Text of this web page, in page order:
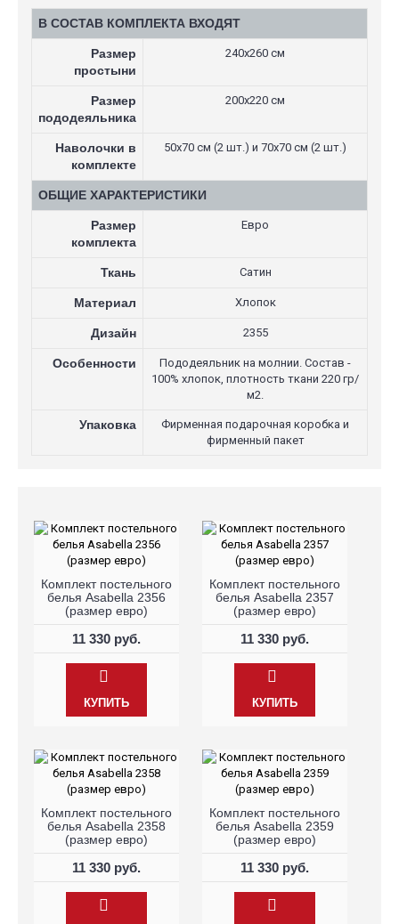
В СОСТАВ КОМПЛЕКТА ВХОДЯТ
Размер
простыни
240х260 см
Размер
пододеяльника
200х220 см
Наволочки в
комплекте
50х70 см (2 шт.) и 70х70 см (2 шт.)
ОБЩИЕ ХАРАКТЕРИСТИКИ
Размер
комплекта
Евро
Ткань Сатин
Материал Хлопок
Дизайн 2355
Особенности
Пододеяльник на молнии. Состав -
100% хлопок, плотность ткани 220 гр/
м2.
Упаковка
Фирменная подарочная коробка и
фирменный пакет
Комплект постельного
белья Asabella 2356
(размер евро)
11 330 руб.
КУПИТЬ
Комплект постельного
белья Asabella 2357
(размер евро)
11 330 руб.
КУПИТЬ
Комплект постельного
белья Asabella 2358
(размер евро)
11 330 руб.
Комплект постельного
белья Asabella 2359
(размер евро)
11 330 руб.